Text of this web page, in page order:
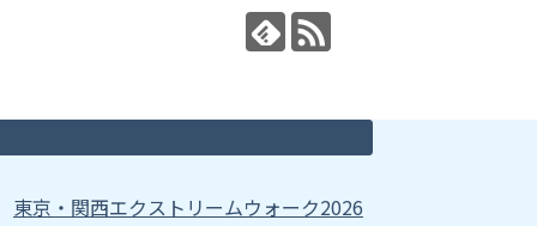
東京・関西エクストリームウォーク2026